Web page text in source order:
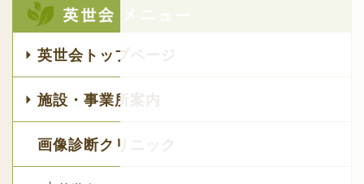
英世会トップページ
施設・事業所案内
画像診断クリニック